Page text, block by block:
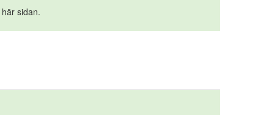
sidan.